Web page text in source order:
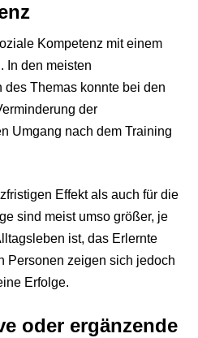
Kompetenz mit einem
In den meisten
Themas konnte bei den
der
Umgang nach dem Training
Effekt als auch für die
sind meist umso größer, je
ist, das Erlernte
Personen zeigen sich jedoch
Erfolge.
oder ergänzende